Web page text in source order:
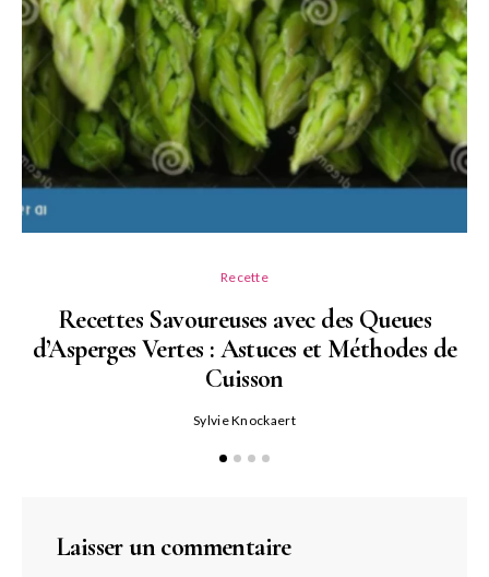
Recette
Recettes Savoureuses avec des Queues
d’Asperges Vertes : Astuces et Méthodes de
Cuisson
Sylvie Knockaert
Laisser un commentaire